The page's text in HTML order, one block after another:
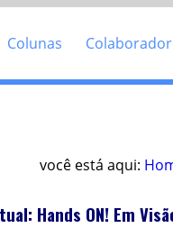
Colunas
você está aqui:
Hands ON! Em